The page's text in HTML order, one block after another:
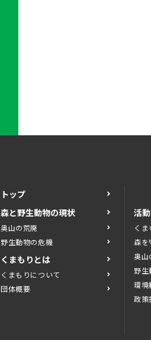
トップ
森と野生動物の現状
奥山の荒廃
野生動物の危機
くまもりとは
くまもりについて
団体概要
活
く
森を
奥山
野生
環境
政策